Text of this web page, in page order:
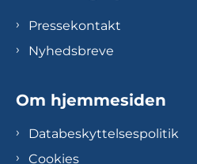
Pressekontakt
Nyhedsbreve
Om hjemmesiden
Databeskyttelsespolitik
Cookies